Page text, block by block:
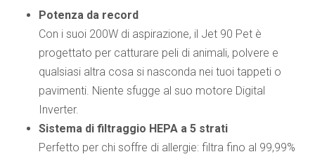
Potenza da record
Con i suoi 200W di aspirazione, il Jet 90 Pet è
progettato per catturare peli di animali, polvere e
qualsiasi altra cosa si nasconda nei tuoi tappeti o
pavimenti. Niente sfugge al suo motore Digital
Inverter.
Sistema di filtraggio HEPA a 5 strati
Perfetto per chi soffre di allergie: filtra fino al 99,99%